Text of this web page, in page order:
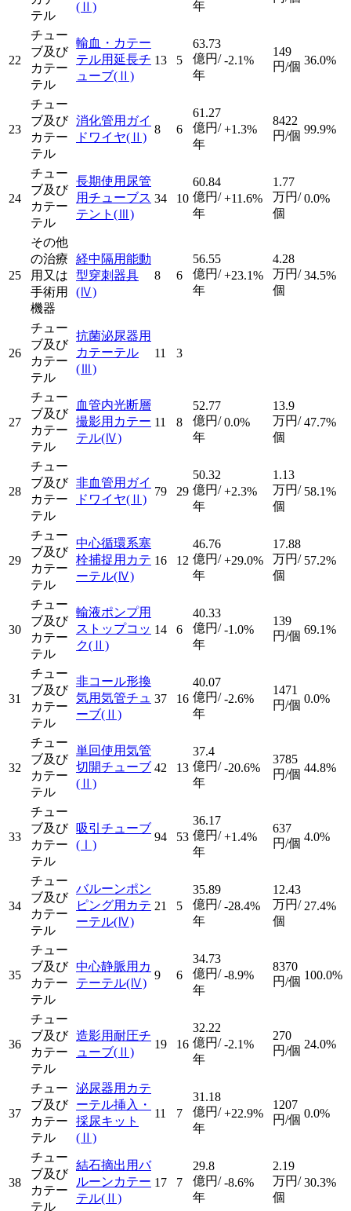
テル
(Ⅱ) 年
22
チュー
ブ及び
カテー
テル
輸血・カテー
テル用延長チ
ューブ(Ⅱ)
13 5
63.73
億円/
年
-2.1%
149
円/個 36.0%
23
チュー
ブ及び
カテー
テル
消化管用ガイ
ドワイヤ(Ⅱ)
8 6
61.27
億円/
年
+1.3%
8422
円/個 99.9%
24
チュー
ブ及び
カテー
テル
長期使用尿管
用チューブス
テント (Ⅲ)
34 10
60.84
億円/
年
+11.6%
1.77
万円/
個
0.0%
25
その他
の治療
用又は
手術用
機器
経中隔用能動
型穿刺器具
(Ⅳ)
8 6
56.55
億円/
年
+23.1%
4.28
万円/
個
34.5%
26
チュー
ブ及び
カテー
テル
抗菌泌尿器用
カテーテル
(Ⅲ)
11 3
27
チュー
ブ及び
カテー
テル
血管内光断層
撮影用カテー
テル(Ⅳ)
11 8
52.77
億円/
年
0.0%
13.9
万円/
個
47.7%
28
チュー
ブ及び
カテー
テル
非血管用ガイ
ドワイヤ(Ⅱ)
79 29
50.32
億円/
年
+2.3%
1.13
万円/
個
58.1%
29
チュー
ブ及び
カテー
テル
中心循環系塞
栓捕捉用カテ
ーテル(Ⅳ)
16 12
46.76
億円/
年
+29.0%
17.88
万円/
個
57.2%
30
チュー
ブ及び
カテー
テル
輸液ポンプ用
ストップコッ
ク(Ⅱ)
14 6
40.33
億円/
年
-1.0%
139
円/個 69.1%
31
チュー
ブ及び
カテー
テル
非コール形換
気用気管チュ
ーブ(Ⅱ)
37 16
40.07
億円/
年
-2.6%
1471
円/個 0.0%
32
チュー
ブ及び
カテー
テル
単回使用気管
切開チューブ
(Ⅱ)
42 13
37.4
億円/
年
-20.6%
3785
円/個 44.8%
33
チュー
ブ及び
カテー
テル
吸引チューブ
(Ⅰ)
94 53
36.17
億円/
年
+1.4%
637
円/個 4.0%
34
チュー
ブ及び
カテー
テル
バルーンポン
ピング用カテ
ーテル(Ⅳ)
21 5
35.89
億円/
年
-28.4%
12.43
万円/
個
27.4%
35
チュー
ブ及び
カテー
テル
中心静脈用カ
テーテル(Ⅳ)
9 6
34.73
億円/
年
-8.9%
8370
円/個 100.0%
36
チュー
ブ及び
カテー
テル
造影用耐圧チ
ューブ(Ⅱ)
19 16
32.22
億円/
年
-2.1%
270
円/個 24.0%
37
チュー
ブ及び
カテー
テル
泌尿器用カテ
ーテル挿入・
採尿キット
(Ⅱ)
11 7
31.18
億円/
年
+22.9%
1207
円/個 0.0%
38
チュー
ブ及び
カテー
テル
結石摘出用バ
ルーンカテー
テル(Ⅱ)
17 7
29.8
億円/
年
-8.6%
2.19
万円/
個
30.3%